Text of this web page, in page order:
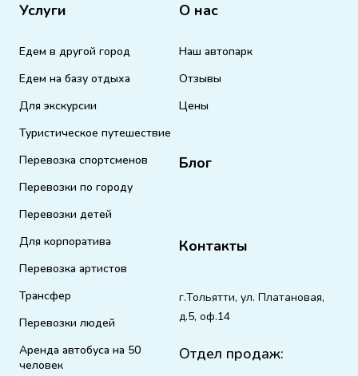
Услуги
Едем в другой город
Едем на базу отдыха
Для экскурсии
Туристическое путешествие
Перевозка спортсменов
Перевозки по городу
Перевозки детей
Для корпоратива
Перевозка артистов
Трансфер
Перевозки людей
Аренда автобуса на 50
человек
О нас
Наш автопарк
Отзывы
Цены
Блог
Контакты
г.Тольятти, ул. Платановая,
д.5, оф.14
Отдел продаж: